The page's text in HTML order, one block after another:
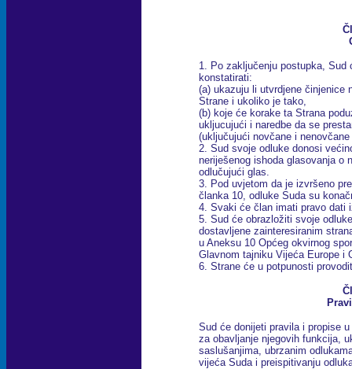
1. Po zaključenju postupka, Sud
konstatirati:
(a) ukazuju li utvrdjene činjenice
Strane i ukoliko je tako,
(b) koje će korake ta Strana
ukljucujući i naredbe da se
(uključujući novčane i
2. Sud svoje odluke donosi
neriješenog ishoda glasovanja o
odlučujući glas.
3. Pod uvjetom da je izvršeno
članka 10, odluke Suda su
4. Svaki će član imati pravo dati
5. Sud će obrazložiti svoje
dostavljene zainteresiranim
u Aneksu 10 Općeg okvirnog
Glavnom tajniku Vijeća Europe i
6. Strane će u potpunosti
Sud će donijeti pravila i propise
za obavljanje njegovih funkcija,
saslušanjima, ubrzanim
vijeća Suda i preispitivanju